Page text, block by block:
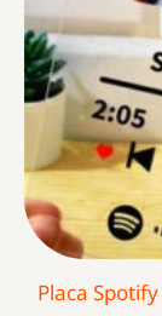
Placa